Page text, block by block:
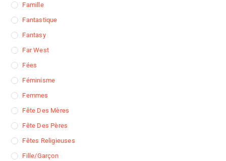
Famille
Fantastique
Fantasy
Far West
Fées
Féminisme
Femmes
Fête Des Mères
Fête Des Pères
Fêtes Religieuses
Fille/garçon